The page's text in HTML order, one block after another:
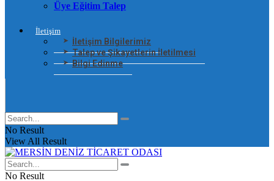
Üye Eğitim Talep
İletişim
İletişim Bilgilerimiz
Talep ve Şikayetlerin İletilmesi
Bilgi Edinme
No Result
View All Result
No Result